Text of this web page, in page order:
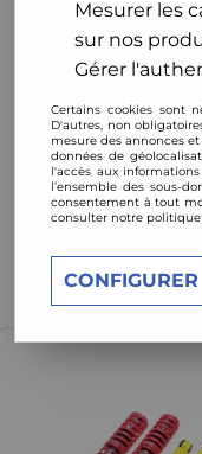
Mesurer les
sur nos
Gérer
Certains cookies sont
D'autres, non
mesure des annonces
données de
l'accès aux
l’ensemble des sous-
consentement à tout
consulter notre politique
CONFIGURER